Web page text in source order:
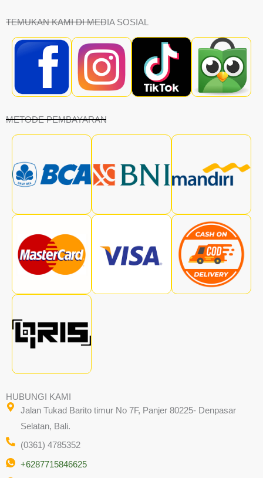
TEMUKAN KAMI DI MEDIA SOSIAL
METODE PEMBAYARAN
HUBUNGI KAMI
Jalan Tukad Barito timur No 7F, Panjer 80225- Denpasar
Selatan, Bali.
(0361) 4785352
+6287715846625